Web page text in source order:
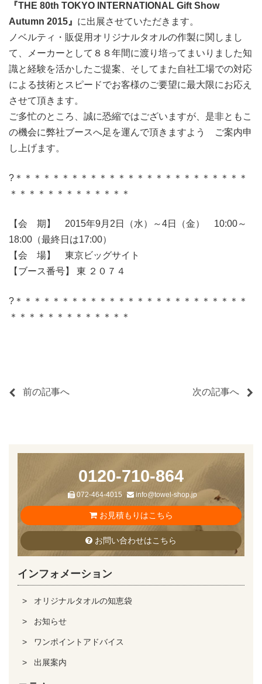
『THE 80th TOKYO INTERNATIONAL Gift Show
Autumn 2015』 に出展させていただきます。
ノベルティ・販促用オリジナルタオルの作製に関しまし
て、メーカーとして８８年間に渡り培ってまいりました知
識と経験を活かしたご提案、そしてまた自社工場での対応
による技術とスピードでお客様のご要望に最大限にお応え
させて頂きます。
ご多忙のところ、誠に恐縮ではございますが、是非ともこ
の機会に弊社ブースへ足を運んで頂きますよう ご案内申
し上げます。
?＊＊＊＊＊＊＊＊＊＊＊＊＊＊＊＊＊＊＊＊＊＊＊＊＊
＊＊＊＊＊＊＊＊＊＊＊＊＊
【会 期】 2015年9月2日（水）～4日（金） 10:00～
18:00（最終日は17:00）
【会 場】 東京ビッグサイト
【ブース番号】 東 ２０７４
?＊＊＊＊＊＊＊＊＊＊＊＊＊＊＊＊＊＊＊＊＊＊＊＊＊
＊＊＊＊＊＊＊＊＊＊＊＊＊
前の記事へ 次の記事へ
0120-710-864
072-464-4015 info@towel-shop.jp
お見積もりはこちら
お問い合わせはこちら
インフォメーション
オリジナルタオルの知恵袋
お知らせ
ワンポイントアドバイス
出展案内